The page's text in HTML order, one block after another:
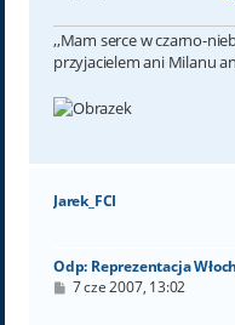
,,Mam serce w czarno-
przyjacielem ani Milanu
Jarek_FCI
Odp: Reprezentacja Włoch
P7 cze 2007, 13:02